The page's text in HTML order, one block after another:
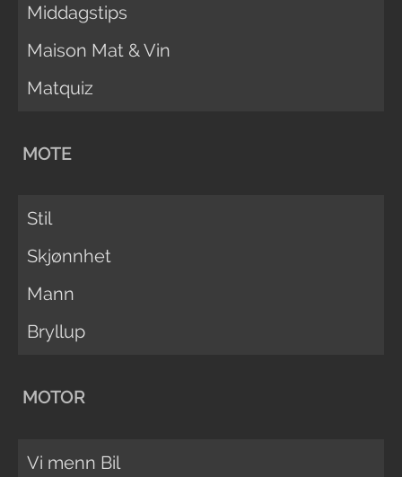
Middagstips
Maison Mat & Vin
Matquiz
MOTE
Stil
Skjønnhet
Mann
Bryllup
MOTOR
Vi menn Bil